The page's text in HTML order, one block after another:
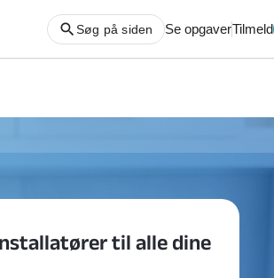
Søg på siden Se opgaverTilmeld
til alle dine